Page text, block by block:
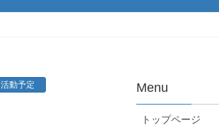
活動予定 Menu
トップページ